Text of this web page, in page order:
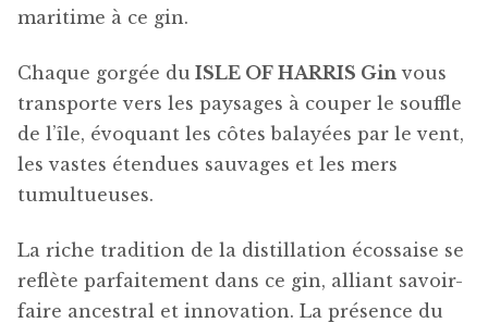
maritime à ce gin.
Chaque gorgée du ISLE OF HARRIS Gin vous
transporte vers les paysages à couper le souffle
de l’île, évoquant les côtes balayées par le vent,
les vastes étendues sauvages et les mers
tumultueuses.
La riche tradition de la distillation écossaise se
reflète parfaitement dans ce gin, alliant savoir-
faire ancestral et innovation. La présence du